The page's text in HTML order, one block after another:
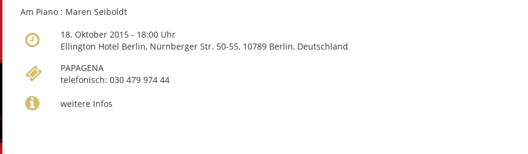
Am Piano : Maren Seiboldt
18. Oktober 2015 - 18:00 Uhr
Ellington Hotel Berlin, Nürnberger Str. 50-55, 10789 Berlin, Deutschland
PAPAGENA
telefonisch: 030 479 974 44
weitere Infos